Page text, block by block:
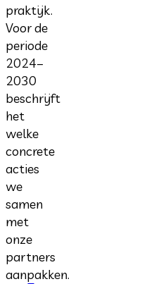
praktijk.
Voor de
periode
2024–
2030
beschrijft
het
welke
concrete
acties
we
samen
met
onze
partners
aanpakken.